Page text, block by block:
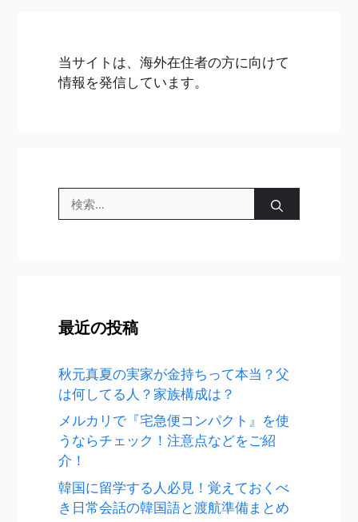
当サイトは、海外在住者の方に向けて
情報を発信しています。
検
索:
最近の投稿
秋元真夏の実家が金持ちって本当？父
は何してる人？家族構成は？
メルカリで『宅急便コンパクト』を使
うならチェック！注意点などをご紹
介！
韓国に留学する人必見！覚えておくべ
き日常会話の韓国語と渡航準備まとめ